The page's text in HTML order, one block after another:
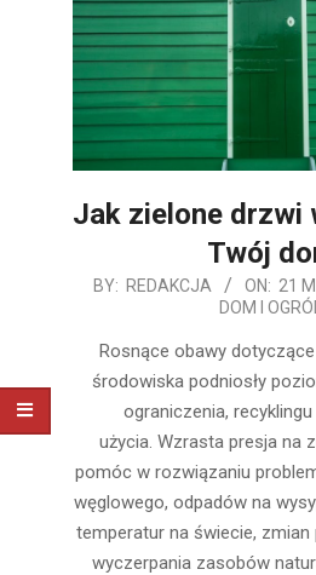
Jak zielone drzwi
Twój
2020-
BY: REDAKCJA ON: 21
DOM I
Rosnące obawy
środowiska podniosły
ograniczenia,
użycia. Wzrasta presja na
pomóc w rozwiązaniu
węglowego, odpadów na
temperatur na świecie,
wyczerpania zasobów